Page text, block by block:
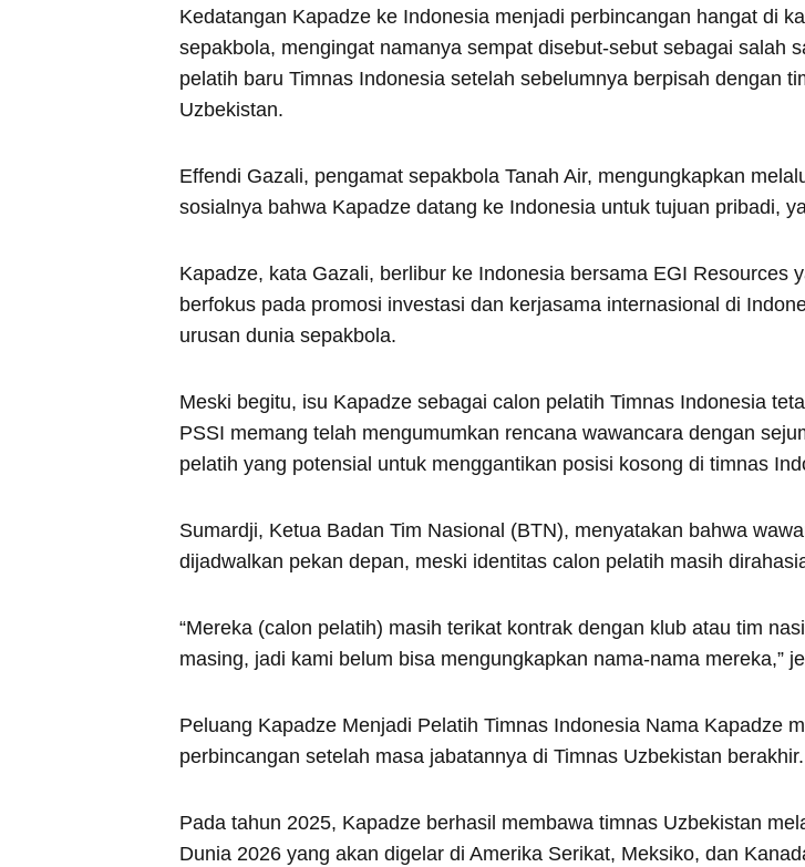
Kedatangan Kapadze ke Indonesia menjadi perbincangan hangat di
sepakbola, mengingat namanya sempat disebut-sebut sebagai salah
pelatih baru Timnas Indonesia setelah sebelumnya berpisah dengan
Uzbekistan.
Effendi Gazali, pengamat sepakbola Tanah Air, mengungkapkan
sosialnya bahwa Kapadze datang ke Indonesia untuk tujuan pribadi,
Kapadze, kata Gazali, berlibur ke Indonesia bersama EGI Resources
berfokus pada promosi investasi dan kerjasama internasional di
urusan dunia sepakbola.
Meski begitu, isu Kapadze sebagai calon pelatih Timnas Indonesia
PSSI memang telah mengumumkan rencana wawancara dengan
pelatih yang potensial untuk menggantikan posisi kosong di timnas
Sumardji, Ketua Badan Tim Nasional (BTN), menyatakan bahwa
dijadwalkan pekan depan, meski identitas calon pelatih masih
“Mereka (calon pelatih) masih terikat kontrak dengan klub atau tim
masing, jadi kami belum bisa mengungkapkan nama-nama mereka,”
Peluang Kapadze Menjadi Pelatih Timnas Indonesia Nama Kapadze
perbincangan setelah masa jabatannya di Timnas Uzbekistan berakhir.
Pada tahun 2025, Kapadze berhasil membawa timnas Uzbekistan
Dunia 2026 yang akan digelar di Amerika Serikat, Meksiko, dan